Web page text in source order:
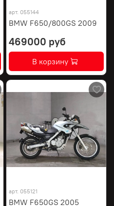
арт. 055144
BMW F650/800GS 2009
469000 руб
В корзину
арт. 055121
BMW F650GS 2005